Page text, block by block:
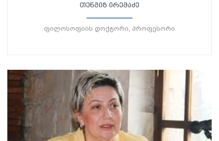
თენგიზ ირემაძე
ფილოსოფიის დოქტორი, პროფესორი